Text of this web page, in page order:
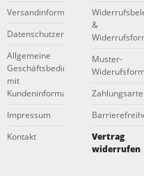
Versandinformationen
Datenschutzerklärung
Allgemeine
Geschäftsbedingungen
mit
Kundeninformationen
Impressum
Kontakt
&
Muster-
Vertrag
widerrufen